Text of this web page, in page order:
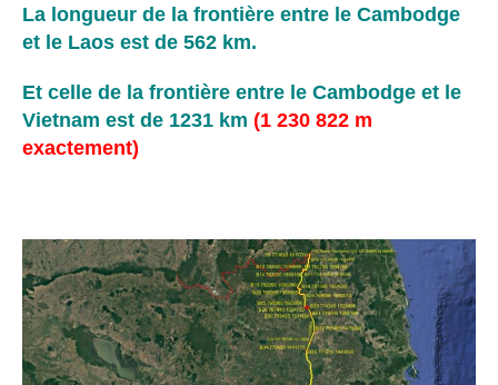
La longueur de la frontière entre le Cambodge
et le Laos est de 562 km.
Et celle de la frontière entre le Cambodge et le
Vietnam est de 1231 km (1 230 822 m
exactement)